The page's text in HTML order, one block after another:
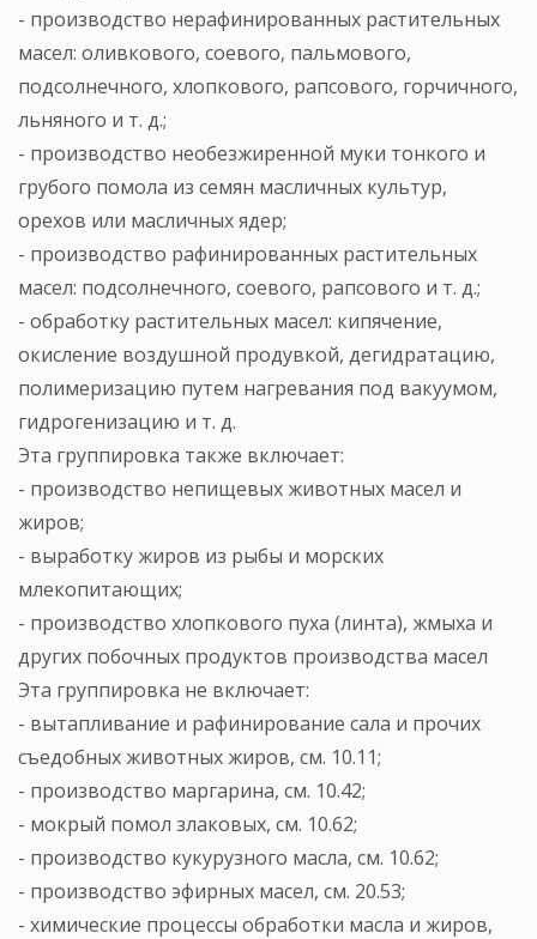
- производство нерафинированных растительных
масел: оливкового, соевого, пальмового,
подсолнечного, хлопкового, рапсового, горчичного,
льняного и т. д.;
- производство необезжиренной муки тонкого и
грубого помола из семян масличных культур,
орехов или масличных ядер;
- производство рафинированных растительных
масел: подсолнечного, соевого, рапсового и т. д.;
- обработку растительных масел: кипячение,
окисление воздушной продувкой, дегидратацию,
полимеризацию путем нагревания под вакуумом,
гидрогенизацию и т. д.
Эта группировка также включает:
- производство непищевых животных масел и
жиров;
- выработку жиров из рыбы и морских
млекопитающих;
- производство хлопкового пуха (линта), жмыха и
других побочных продуктов производства масел
Эта группировка не включает:
- вытапливание и рафинирование сала и прочих
съедобных животных жиров, см. 10.11;
- производство маргарина, см. 10.42;
- мокрый помол злаковых, см. 10.62;
- производство кукурузного масла, см. 10.62;
- производство эфирных масел, см. 20.53;
- химические процессы обработки масла и жиров,